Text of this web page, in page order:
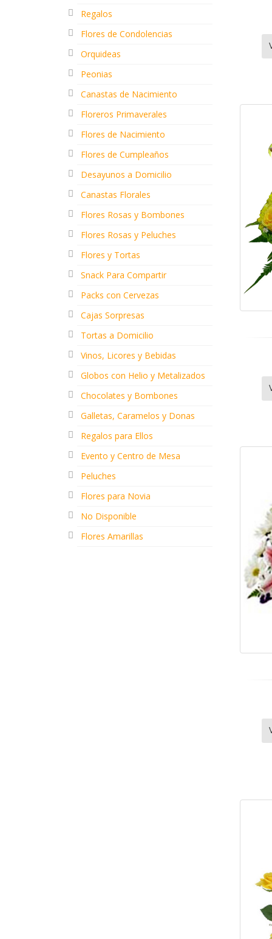
Regalos
Flores de Condolencias
Orquideas
Peonias
Canastas de Nacimiento
Floreros Primaverales
Flores de Nacimiento
Flores de Cumpleaños
Desayunos a Domicilio
Canastas Florales
Flores Rosas y Bombones
Flores Rosas y Peluches
Flores y Tortas
Snack Para Compartir
Packs con Cervezas
Cajas Sorpresas
Tortas a Domicilio
Vinos, Licores y Bebidas
Globos con Helio y Metalizados
Chocolates y Bombones
Galletas, Caramelos y Donas
Regalos para Ellos
Evento y Centro de Mesa
Peluches
Flores para Novia
No Disponible
Flores Amarillas